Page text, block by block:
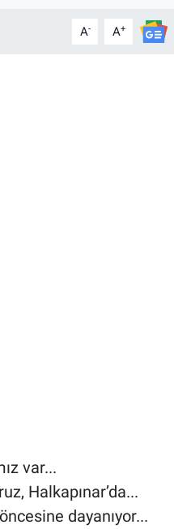
A- A+
var...
Halkapınar’da...
dayanıyor...